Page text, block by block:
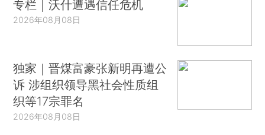
专栏｜沃什遭遇信任危机
2026年08月08日
独家｜晋煤富豪张新明再遭公
诉 涉组织领导黑社会性质组
织等17宗罪名
2026年08月08日